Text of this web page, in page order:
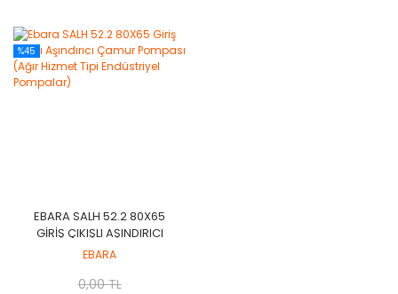
%45
EBARA SALH 52.2 80X65
GIRIŞ ÇIKIŞLI AŞINDIRICI
ÇAMUR POMPASI (AĞIR
POMPALAR)
EBARA
0,00 TL